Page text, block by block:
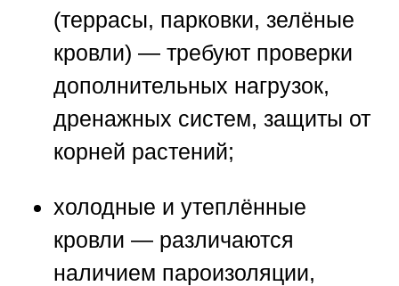
(террасы, парковки, зелёные
кровли) — требуют проверки
дополнительных нагрузок,
дренажных систем, защиты от
корней растений;
холодные и утеплённые
кровли — различаются
наличием пароизоляции,